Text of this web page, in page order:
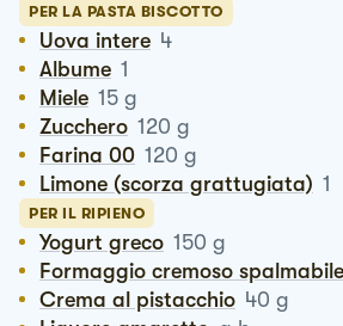
PER LA PASTA BISCOTTO
Uova intere 4
Albume 1
Miele 15 g
Zucchero 120 g
Farina 00 120 g
Limone (scorza grattugiata) 1
PER IL RIPIENO
Yogurt greco 150 g
Formaggio cremoso spalmabile
Crema al pistacchio 40 g